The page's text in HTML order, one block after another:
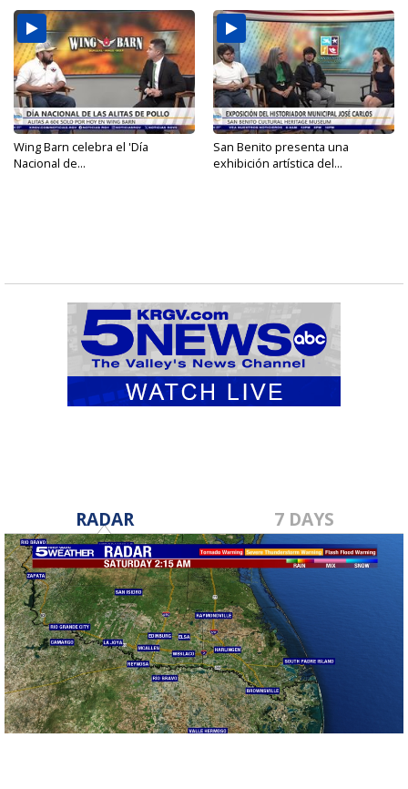
Wing Barn celebra el 'Día
Nacional de...
San Benito presenta una
exhibición artística del...
RADAR 7 DAYS